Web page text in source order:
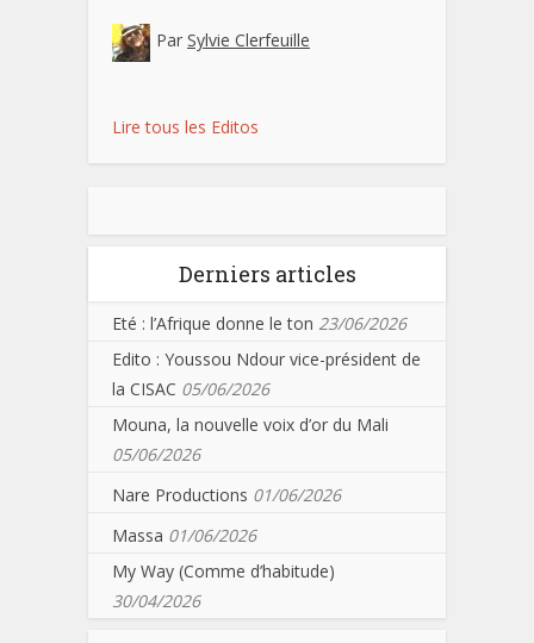
Par Sylvie Clerfeuille
Lire tous les Editos
Derniers articles
Eté : l’Afrique donne le ton 23/06/2026
Edito : Youssou Ndour vice-président de
la CISAC 05/06/2026
Mouna, la nouvelle voix d’or du Mali
05/06/2026
Nare Productions 01/06/2026
Massa 01/06/2026
My Way (Comme d’habitude)
30/04/2026